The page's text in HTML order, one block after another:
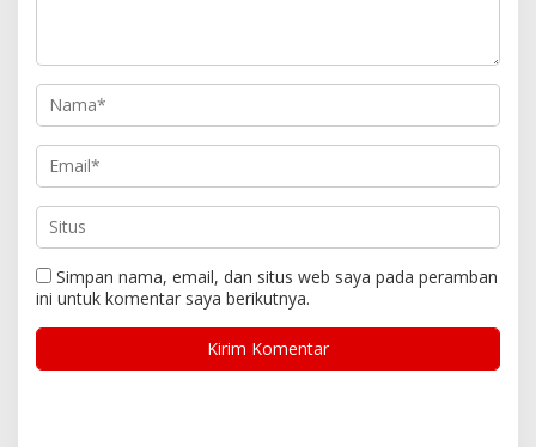
Simpan nama, email, dan situs web saya pada peramban
ini untuk komentar saya berikutnya.